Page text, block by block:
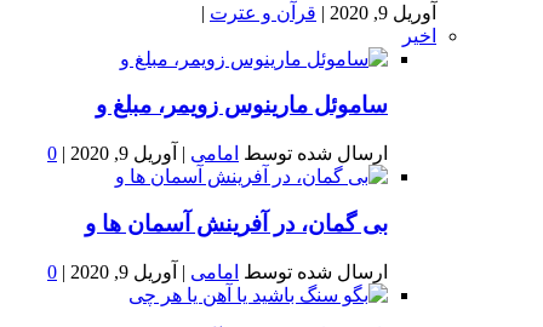
آوریل 9, 2020 | قرآن و عترت |
اخیر
ساموئل مارینوس زویمر، مبلغ و
ارسال شده توسط امامی | آوریل 9, 2020 |
0
بى گمان، در آفرينش آسمان ها و
ارسال شده توسط امامی | آوریل 9, 2020 |
0